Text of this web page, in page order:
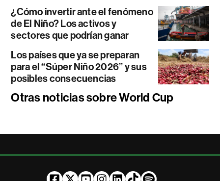
¿Cómo invertir ante el fenómeno
de El Niño? Los activos y
sectores que podrían ganar
Los países que ya se preparan
para el “Súper Niño 2026” y sus
posibles consecuencias
Otras noticias sobre World Cup